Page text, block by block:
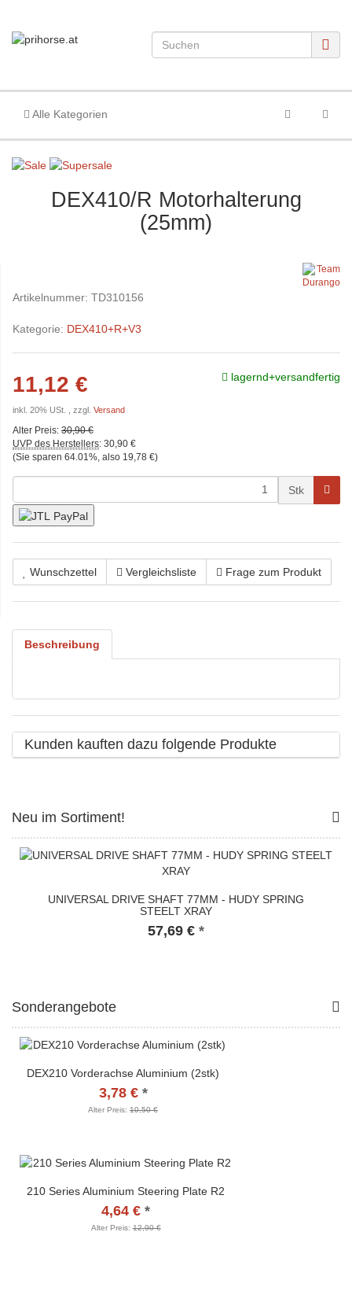
Alle Kategorien
DEX410/R Motorhalterung
(25mm)
Artikelnummer: TD310156
Kategorie: DEX410+R+V3
11,12 €
inkl. 20% USt. , zzgl. Versand
Alter Preis: 30,90 €
UVP des Herstellers: 30,90 €
(Sie sparen 64.01%, also 19,78 €)
lagernd+versandfertig
Stk
Wunschzettel Vergleichsliste Frage zum Produkt
Beschreibung
Kunden kauften dazu folgende Produkte
Neu im Sortiment!
UNIVERSAL DRIVE SHAFT 77MM - HUDY SPRING
STEELT XRAY
57,69 € *
Sonderangebote
DEX210 Vorderachse Aluminium (2stk)
3,78 € *
Alter Preis: 10,50 €
210 Series Aluminium Steering Plate R2
4,64 € *
Alter Preis:12,90 €